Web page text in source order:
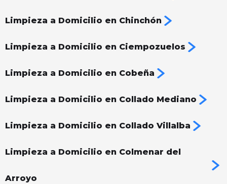
Limpieza a Domicilio en Chinchón
Limpieza a Domicilio en Ciempozuelos
Limpieza a Domicilio en Cobeña
Limpieza a Domicilio en Collado Mediano
Limpieza a Domicilio en Collado Villalba
Limpieza a Domicilio en Colmenar del
Arroyo